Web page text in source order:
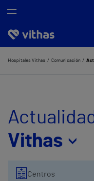
Nosotros
Comunicación
Hospitales Vithas Comunicación
Vithas
Centros